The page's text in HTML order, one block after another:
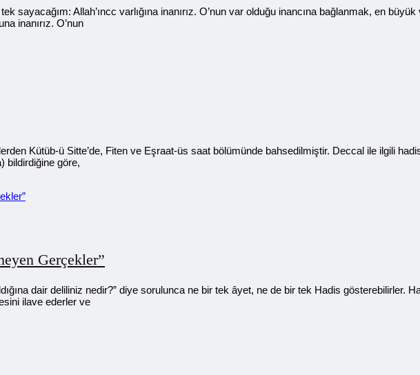
sayacağım: Allah’ıncc varlığına inanırız. O’nun var olduğu inancına bağlanmak, en
inanırız. O’nun
Kütüb-ü Sitte’de, Fiten ve Eşraat-üs saat bölümünde bahsedilmiştir. Deccal ile ilgili
bildirdiğine göre,
Gerçekler”
dair deliliniz nedir?” diye sorulunca ne bir tek âyet, ne de bir tek Hadis gösterebilirler.
ilave ederler ve